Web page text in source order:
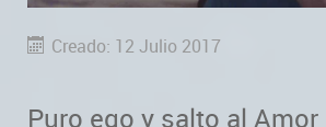
Creado: 12 Julio 2017
Puro ego y salto al Amor